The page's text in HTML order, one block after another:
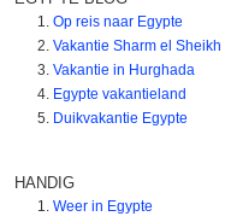
Op reis naar Egypte
Vakantie Sharm el Sheikh
Vakantie in Hurghada
Egypte vakantieland
Duikvakantie Egypte
HANDIG
Weer in Egypte